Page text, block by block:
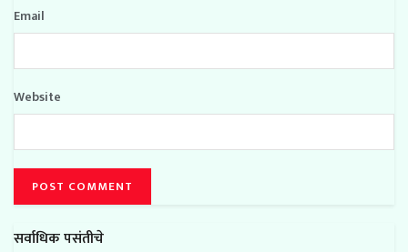
Email
Website
सर्वाधिक पसंतीचे